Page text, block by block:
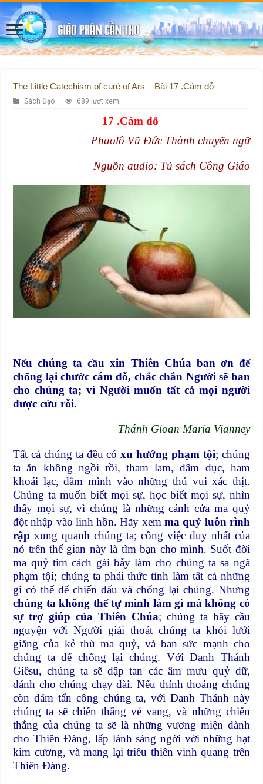
The Little Catechism of curé of Ars – Bài 17 .Cám dỗ
Sách Đạo 689 lượt xem
17 .Cám dỗ
Phaolô Vũ Đức Thành chuyển ngữ
Nguồn audio: Tủ sách Công Giáo
Nếu chúng ta cầu xin Thiên Chúa ban ơn để
chống lại chước cám dỗ, chắc chắn Người sẽ ban
cho chúng ta; vì Người muốn tất cả mọi người
được cứu rỗi.
Thánh Gioan Maria Vianney
Tất cả chúng ta đều cóxu hướng phạm tội; chúng
ta ăn không ngồi rồi, tham lam, dâm dục, ham
khoái lạc, đắm mình vào những thú vui xác thịt.
Chúng ta muốn biết mọi sự, học biết mọi sự, nhìn
thấy mọi sự, vì chúng là những cánh cửa ma quỷ
đột nhập vào linh hồn. Hãy xem ma quỷ luôn rình
rập xung quanh chúng ta; công việc duy nhất của
nó trên thế gian này là tìm bạn cho mình. Suốt đời
ma quỷ tìm cách gài bẫy làm cho chúng ta sa ngã
phạm tội; chúng ta phải thức tỉnh làm tất cả những
gì có thể để chiến đấu và chống lại chúng. Nhưng
chúng ta không thể tự mình làm gì mà không có
sự trợ giúp của Thiên Chúa; chúng ta hãy cầu
nguyện với Người giải thoát chúng ta khỏi lưới
giăng của kẻ thù ma quỷ, và ban sức mạnh cho
chúng ta để chống lại chúng. Với Danh Thánh
Giêsu, chúng ta sẽ dập tan các âm mưu quỷ dữ,
đánh cho chúng chạy dài. Nếu thỉnh thoảng chúng
còn dám tấn công chúng ta, với Danh Thánh này
chúng ta sẽ chiến thắng vẻ vang, và những chiến
thắng của chúng ta sẽ là những vương miện dành
cho Thiên Đàng, lấp lánh sáng ngời với những hạt
kim cương, và mang lại triều thiên vinh quang trên
Thiên Đàng.